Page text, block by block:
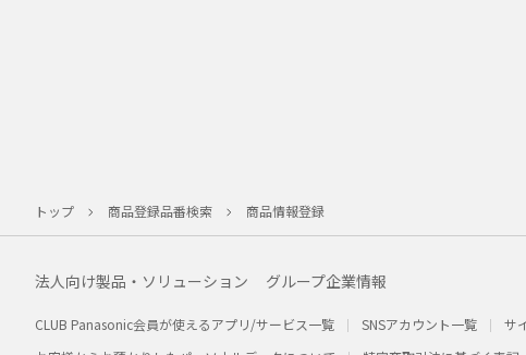
トップ 商品登録品番検索 商品情報登録
法人向け製品・ソリューション グループ企業情報
CLUB Panasonic会員が使えるアプリ/サービス一覧 SNSアカウント一覧 サ